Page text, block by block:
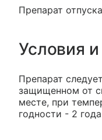
Препарат
Условия
Препарат
защищенном от
месте, при
годности - 2